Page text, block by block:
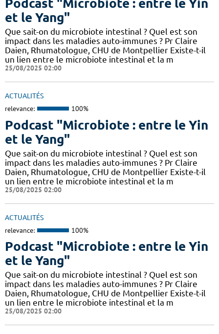
Podcast "Microbiote : entre le Yin
et le Yang"
Que sait-on du microbiote intestinal ? Quel est son
impact dans les maladies auto-immunes ? Pr Claire
Daien, Rhumatologue, CHU de Montpellier Existe-t-il
un lien entre le microbiote intestinal et la m
25/08/2025 02:00
ACTUALITÉS
relevance: 100%
Podcast "Microbiote : entre le Yin
et le Yang"
Que sait-on du microbiote intestinal ? Quel est son
impact dans les maladies auto-immunes ? Pr Claire
Daien, Rhumatologue, CHU de Montpellier Existe-t-il
un lien entre le microbiote intestinal et la m
25/08/2025 02:00
ACTUALITÉS
relevance: 100%
Podcast "Microbiote : entre le Yin
et le Yang"
Que sait-on du microbiote intestinal ? Quel est son
impact dans les maladies auto-immunes ? Pr Claire
Daien, Rhumatologue, CHU de Montpellier Existe-t-il
un lien entre le microbiote intestinal et la m
25/08/2025 02:00